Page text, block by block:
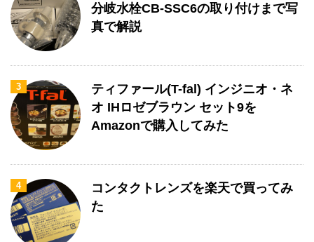
分岐水栓CB-SSC6の取り付けまで写
真で解説
3
ティファール(T-fal) インジニオ・ネ
オ IHロゼブラウン セット9を
Amazonで購入してみた
4
コンタクトレンズを楽天で買ってみ
た